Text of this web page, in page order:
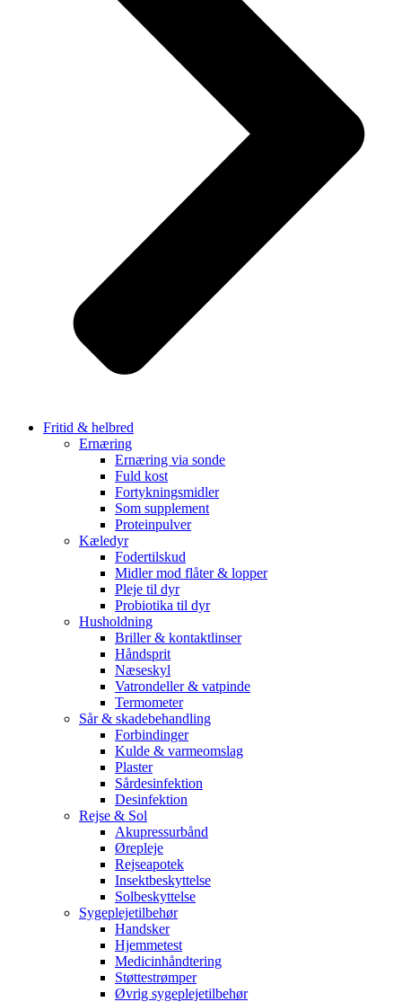
Fritid & helbred
Ernæring
Ernæring via sonde
Fuld kost
Fortykningsmidler
Som supplement
Proteinpulver
Kæledyr
Fodertilskud
Midler mod flåter & lopper
Pleje til dyr
Probiotika til dyr
Husholdning
Briller & kontaktlinser
Håndsprit
Næseskyl
Vatrondeller & vatpinde
Termometer
Sår & skadebehandling
Forbindinger
Kulde & varmeomslag
Plaster
Sårdesinfektion
Desinfektion
Rejse & Sol
Akupressurbånd
Ørepleje
Rejseapotek
Insektbeskyttelse
Solbeskyttelse
Sygeplejetilbehør
Handsker
Hjemmetest
Medicinhåndtering
Støttestrømper
Øvrig sygeplejetilbehør